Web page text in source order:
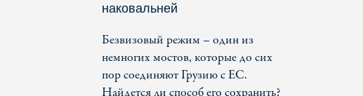
наковальней
Безвизовый режим – один из
немногих мостов, которые до сих
пор соединяют Грузию с ЕС.